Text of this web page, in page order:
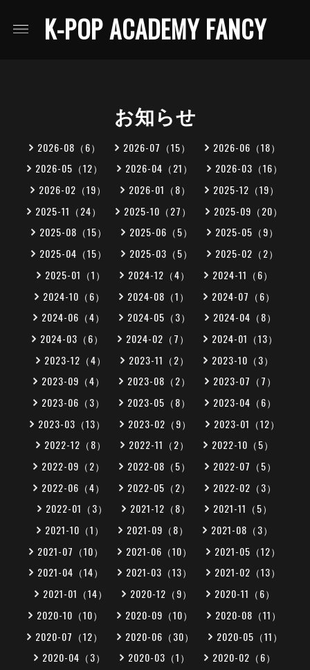
K-POP ACADEMY FANCY
お知らせ
2026-08（6） 2026-07（15）
2026-06（18）
2026-05（12）
2026-04（21）
2026-03（16）
2026-02（19）
2026-01（8）
2025-12（19）
2025-11（24）
2025-10（27）
2025-09（20）
2025-08（15）
2025-06（5）
2025-05（9）
2025-04（15）
2025-03（5）
2025-02（2）
2025-01（1）
2024-12（4）
2024-11（6）
2024-10（6）
2024-08（1）
2024-07（6）
2024-06（4）
2024-05（3）
2024-04（8）
2024-03（6）
2024-02（7）
2024-01（13）
2023-12（4）
2023-11（2）
2023-10（3）
2023-09（4）
2023-08（2）
2023-07（7）
2023-06（3）
2023-05（8）
2023-04（6）
2023-03（13）
2023-02（9）
2023-01（12）
2022-12（8）
2022-11（2）
2022-10（5）
2022-09（2）
2022-08（5）
2022-07（5）
2022-06（4）
2022-05（2）
2022-02（3）
2022-01（3）
2021-12（8）
2021-11（5）
2021-10（1）
2021-09（8）
2021-08（3）
2021-07（10）
2021-06（10）
2021-05（12）
2021-04（14）
2021-03（13）
2021-02（13）
2021-01（14）
2020-12（9）
2020-11（6）
2020-10（10）
2020-09（10）
2020-08（11）
2020-07（12）
2020-06（30）
2020-05（11）
2020-04（3）
2020-03（1）
2020-02（6）